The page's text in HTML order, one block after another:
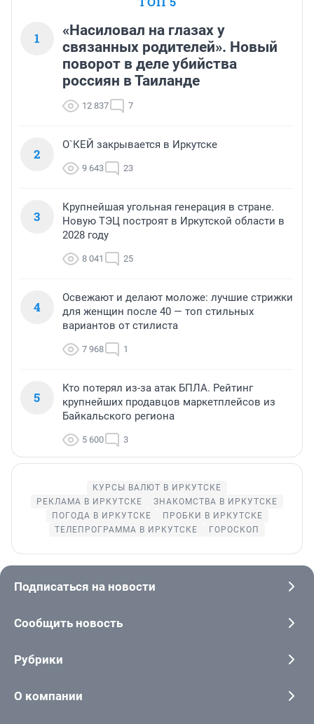
1
«Насиловал на глазах у
связанных родителей». Новый
поворот в деле убийства
россиян в Таиланде
12 837 7
2
О`КЕЙ закрывается в Иркутске
9 643 23
3
Крупнейшая угольная генерация в стране.
Новую ТЭЦ построят в Иркутской области в
2028 году
8 041 25
4
Освежают и делают моложе: лучшие стрижки
для женщин после 40 — топ стильных
вариантов от стилиста
7 968 1
5
Кто потерял из-за атак БПЛА. Рейтинг
крупнейших продавцов маркетплейсов из
Байкальского региона
5 600 3
КУРСЫ ВАЛЮТ В ИРКУТСКЕ
РЕКЛАМА В ИРКУТСКЕ
ЗНАКОМСТВА В ИРКУТСКЕ
ПОГОДА В ИРКУТСКЕ
ПРОБКИ В ИРКУТСКЕ
ТЕЛЕПРОГРАММА В ИРКУТСКЕ
ГОРОСКОП
Подписаться на новости
Сообщить новость
Рубрики
О компании